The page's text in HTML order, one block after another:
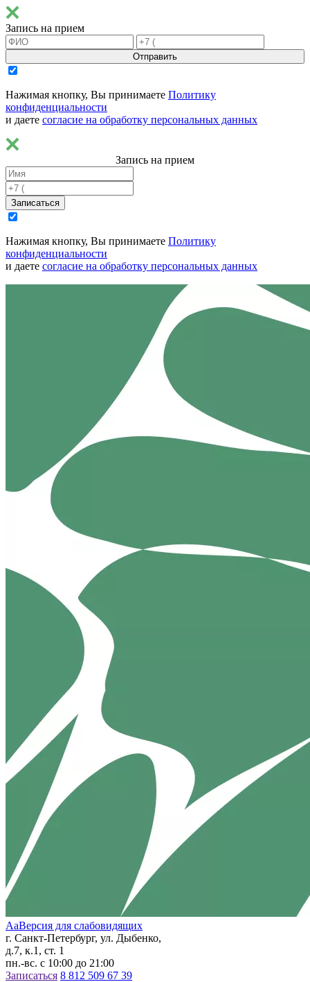
Запись на прием
Отправить
Нажимая кнопку, Вы принимаете Политику
конфиденциальности
и даете согласие на обработку персональных данных
Запись на прием
Записаться
Нажимая кнопку, Вы принимаете Политику
конфиденциальности
и даете согласие на обработку персональных данных
AaВерсия для слабовидящих
г. Санкт-Петербург, ул. Дыбенко,
д.7, к.1, ст. 1
пн.-вс. с 10:00 до 21:00
Записаться 8 812 509 67 39